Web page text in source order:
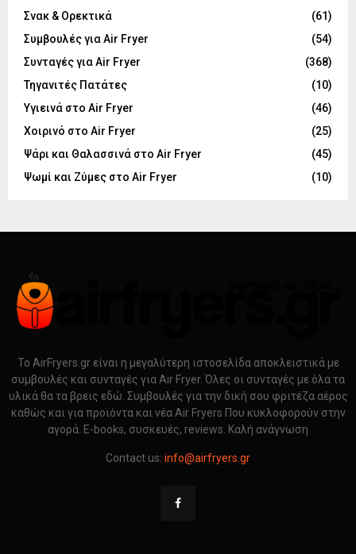
Σνακ & Ορεκτικά
(61)
Συμβουλές για Air Fryer
(54)
Συνταγές για Air Fryer
(368)
Τηγανιτές Πατάτες
(10)
Υγιεινά στο Air Fryer
(46)
Χοιρινό στο Air Fryer
(25)
Ψάρι και Θαλασσινά στο Air Fryer
(45)
Ψωμί και Ζύμες στο Air Fryer
(10)
Το AirFryers.gr είναι η μεγαλύτερη ιστοσελίδα αποκλειστικά με
συμβουλές και συνταγές για Air Fryer. Όλες οι συνταγές με όλα τα
υλικά θα τα βρεις εδώ. Συμβουλές για την δική σου φριτέζα αέρος
καθώς και για προϊόντα και νέα Air Fryers Που κυκλοφορούν στην
αγορά. E-books, συσκευές, reviews. Καλή ανάγνωση
Contact us: info@airfryers.gr